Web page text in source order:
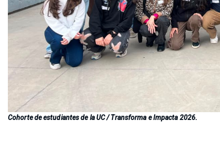
Cohorte de estudiantes de la UC / Transforma e Impacta 2026.